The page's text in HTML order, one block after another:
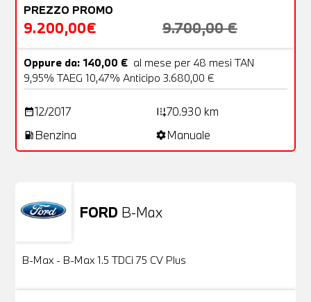
PREZZO PROMO
9.200,00€ 9.700,00 €
Oppure da: 140,00 € al mese per 48 mesi TAN
9,95% TAEG 10,47% Anticipo 3.680,00 €
date_range12/2017 add_road70.930 km
local_gas_station Benzina settingsManuale
FORD B-Max
B-Max - B-Max 1.5 TDCi 75 CV Plus